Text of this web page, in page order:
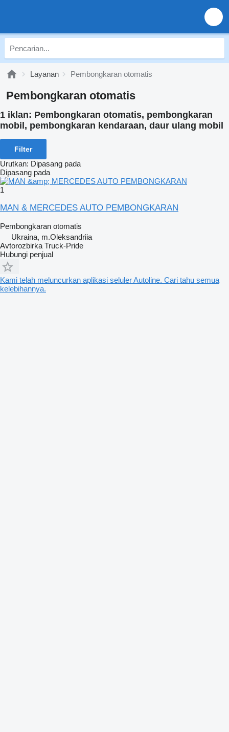
Layanan Pembongkaran otomatis
Pembongkaran otomatis
1 iklan: Pembongkaran otomatis, pembongkaran
mobil, pembongkaran kendaraan, daur ulang mobil
Filter
Urutkan: Dipasang pada
Dipasang pada
1
MAN & MERCEDES AUTO PEMBONGKARAN
Pembongkaran otomatis
Ukraina, m.Oleksandriia
Avtorozbirka Truck-Pride
Hubungi penjual
Kami telah meluncurkan aplikasi seluler Autoline. Cari tahu semua
kelebihannya.